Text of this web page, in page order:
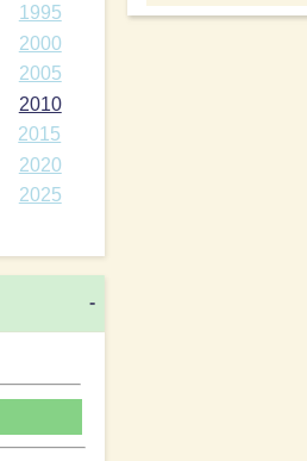
1995
2000
2005
2010
2015
2020
2025
-